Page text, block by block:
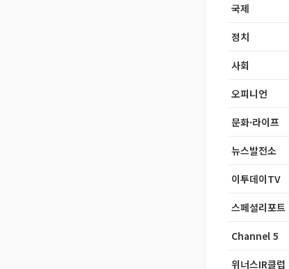
국제
정치
사회
오피니언
문화·라이프
뉴스발전소
이투데이TV
스페셜리포트
Channel 5
위너스IR클럽